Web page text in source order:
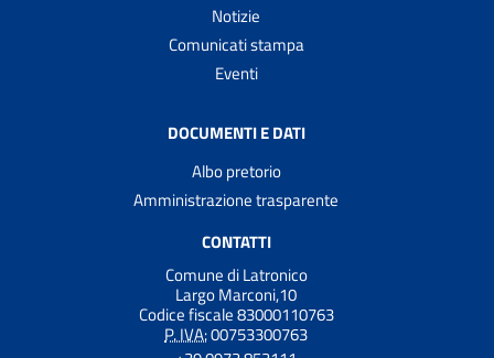
Notizie
Comunicati stampa
Eventi
DOCUMENTI E DATI
Albo pretorio
Amministrazione trasparente
CONTATTI
Comune di Latronico
Largo Marconi,10
Codice fiscale 83000110763
P. IVA:00753300763